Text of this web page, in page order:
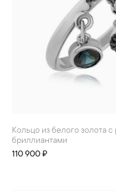
Кольцо из белого золота с рубином, сапфиром и
бриллиантами
110 900 ₽